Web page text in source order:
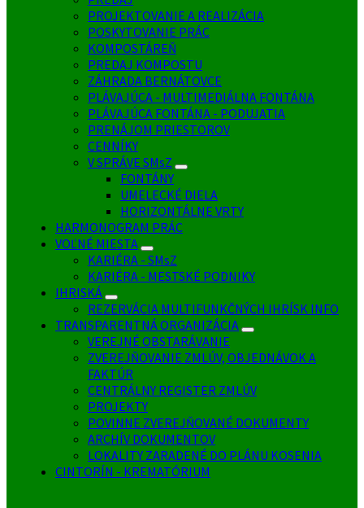
PROJEKTOVANIE A REALIZÁCIA
POSKYTOVANIE PRÁC
KOMPOSTÁREŇ
PREDAJ KOMPOSTU
ZÁHRADA BERNÁTOVCE
PLÁVAJÚCA - MULTIMEDIÁLNA FONTÁNA
PLÁVAJÚCA FONTÁNA - PODUJATIA
PRENÁJOM PRIESTOROV
CENNÍKY
V SPRÁVE SMsZ
FONTÁNY
UMELECKÉ DIELA
HORIZONTÁLNE VRTY
HARMONOGRAM PRÁC
VOĽNÉ MIESTA
KARIÉRA - SMsZ
KARIÉRA - MESTSKÉ PODNIKY
IHRISKÁ
REZERVÁCIA MULTIFUNKČNÝCH IHRÍSK INFO
TRANSPARENTNÁ ORGANIZÁCIA
VEREJNÉ OBSTARÁVANIE
ZVEREJŇOVANIE ZMLÚV, OBJEDNÁVOK A
FAKTÚR
CENTRÁLNY REGISTER ZMLÚV
PROJEKTY
POVINNE ZVEREJŇOVANÉ DOKUMENTY
ARCHÍV DOKUMENTOV
LOKALITY ZARADENÉ DO PLÁNU KOSENIA
CINTORÍN - KREMATÓRIUM